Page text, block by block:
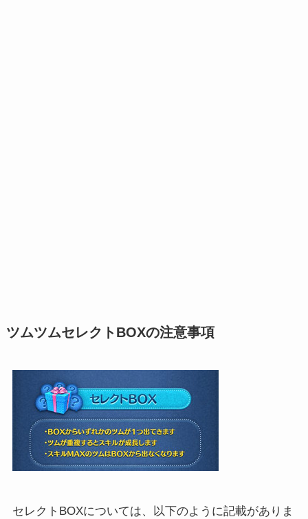
ツムツムセレクトBOXの注意事項
セレクトBOXについては、以下のように記載がありま